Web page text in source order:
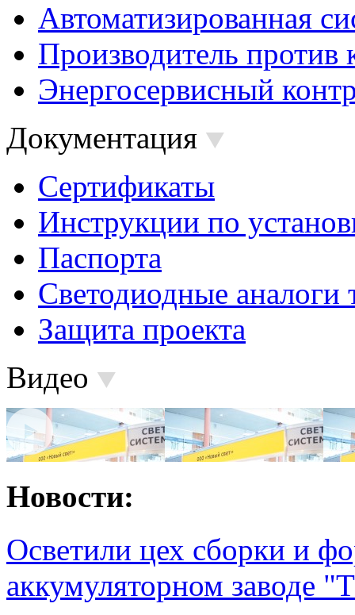
Автоматизированная
Производитель против
Энергосервисный
Документация
Сертификаты
Инструкции по
Паспорта
Светодиодные аналоги
Защита проекта
Видео
Новости:
Осветили цех сборки и
аккумуляторном заводе